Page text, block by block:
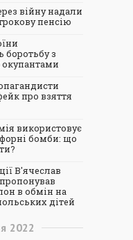
війну надали
пенсію
з
про взяття
використовує
бомби: що
В'ячеслав
в обмін на
дітей
2022